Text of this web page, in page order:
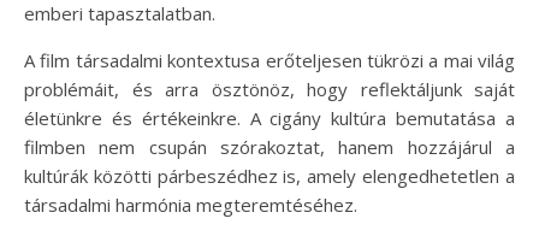
emberi tapasztalatban.
A film társadalmi kontextusa erőteljesen tükrözi a mai világ
problémáit, és arra ösztönöz, hogy reflektáljunk saját
életünkre és értékeinkre. A cigány kultúra bemutatása a
filmben nem csupán szórakoztat, hanem hozzájárul a
kultúrák közötti párbeszédhez is, amely elengedhetetlen a
társadalmi harmónia megteremtéséhez.